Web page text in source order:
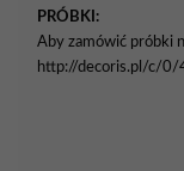
PRÓBKI:
Aby zamówić próbki
http://decoris.pl/c/0/